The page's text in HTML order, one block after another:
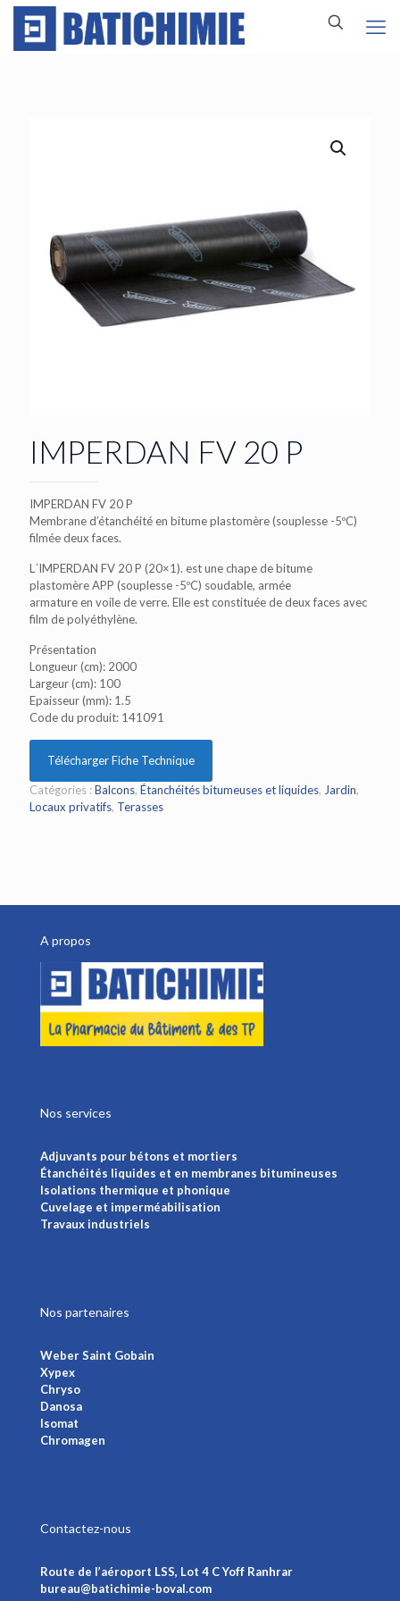
IMPERDAN FV 20 P
IMPERDAN FV 20 P
Membrane d’étanchéité en bitume plastomère (souplesse -5ºC)
filmée deux faces.
L´IMPERDAN FV 20 P (20×1). est une chape de bitume
plastomère APP (souplesse -5ºC) soudable, armée
armature en voile de verre. Elle est constituée de deux faces avec
film de polyéthylène.
Présentation
Longueur (cm): 2000
Largeur (cm): 100
Epaisseur (mm): 1.5
Code du produit: 141091
Télécharger Fiche Technique
Catégories :Balcons, Étanchéités bitumeuses et liquides, Jardin,
Locaux privatifs, Terasses
A propos
Nos services
Adjuvants pour bétons et mortiers
Étanchéités liquides et en membranes bitumineuses
Isolations thermique et phonique
Cuvelage et imperméabilisation
Travaux industriels
Nos partenaires
Weber Saint Gobain
Xypex
Chryso
Danosa
Isomat
Chromagen
Contactez-nous
Route de l’aéroport LSS, Lot 4 C Yoff Ranhrar
bureau@batichimie-boval.com